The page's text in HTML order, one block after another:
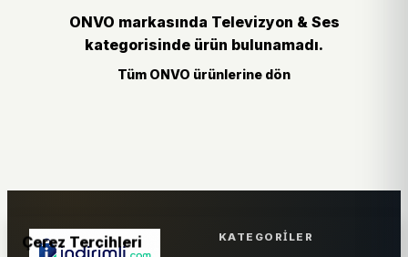
ONVO markasında Televizyon & Ses
kategorisinde ürün bulunamadı.
Tüm ONVO ürünlerine dön
KATEGORILER
Çerez Tercihleri